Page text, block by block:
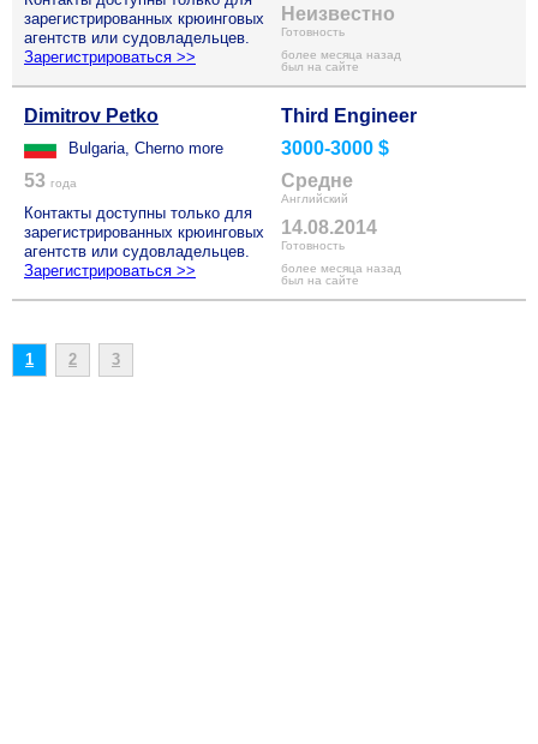
зарегистрированных крюинговых
агентств или судовладельцев.
Зарегистрироваться >>
Неизвестно
Готовность
более месяца назад
был на сайте
Dimitrov Petko
Bulgaria, Cherno more
53 года
Контакты доступны только для
зарегистрированных крюинговых
агентств или судовладельцев.
Зарегистрироваться >>
Third Engineer
3000-3000 $
Средне
Английский
14.08.2014
Готовность
более месяца назад
был на сайте
1 2 3